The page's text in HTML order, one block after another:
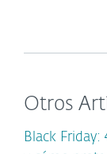
Otros
Black